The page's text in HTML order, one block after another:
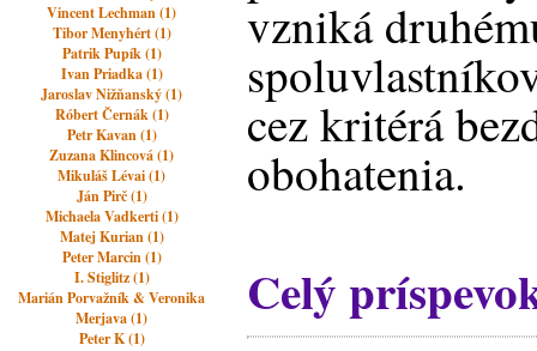
Vincent Lechman (1)
Tibor Menyhért (1)
Patrik Pupík (1)
Ivan Priadka (1)
Jaroslav Nižňanský (1)
Róbert Černák (1)
Petr Kavan (1)
Zuzana Klincová (1)
Mikuláš Lévai (1)
Ján Pirč (1)
Michaela Vadkerti (1)
Matej Kurian (1)
Peter Marcin (1)
I. Stiglitz (1)
Marián Porvažník & Veronika
Merjava (1)
Peter K (1)
vzniká
cez kritérá
obohatenia.
Celý